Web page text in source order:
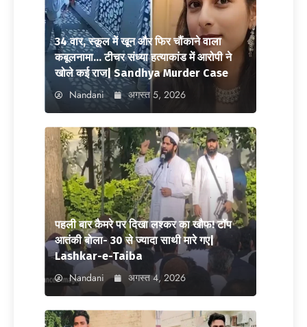
34 वार, स्कूल में खून और फिर चौंकाने वाला
कबूलनामा… टीचर संध्या हत्याकांड में आरोपी ने
खोले कई राज| Sandhya Murder Case
Nandani अगस्त 5, 2026
पहली बार कैमरे पर दिखा लश्कर का खौफ! टॉप
आतंकी बोला- 30 से ज्यादा साथी मारे गए|
Lashkar-e-Taiba
Nandani अगस्त 4, 2026